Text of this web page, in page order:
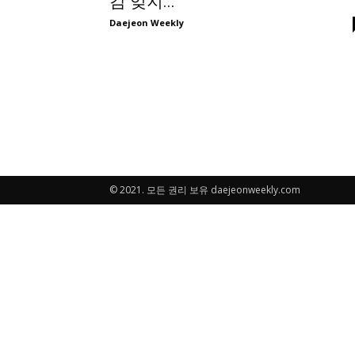
Daejeon Weekly
© 2021. 모든 권리 보유 daejeonweekly.com